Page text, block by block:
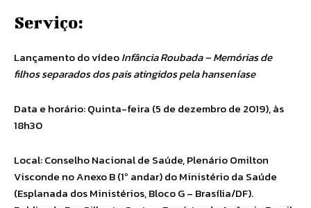
Serviço:
Lançamento do vídeoInfância Roubada – Memórias de
filhos separados dos pais atingidos pela hanseníase
Data e horário: Quinta-feira (5 de dezembro de 2019), às
18h30
Local: Conselho Nacional de Saúde, Plenário Omilton
Visconde no Anexo B (1º andar) do Ministério da Saúde
(Esplanada dos Ministérios, Bloco G – Brasília/DF).